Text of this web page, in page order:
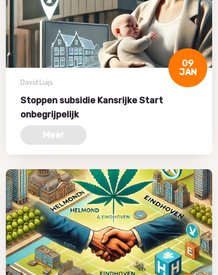
09
JAN
David Luijs
Stoppen subsidie Kansrijke Start
onbegrijpelijk
Meer